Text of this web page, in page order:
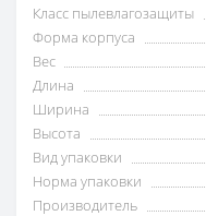
Класс пылевлагозащиты
Форма корпуса
Вес
Длина
Ширина
Высота
Вид упаковки
Норма упаковки
Производитель